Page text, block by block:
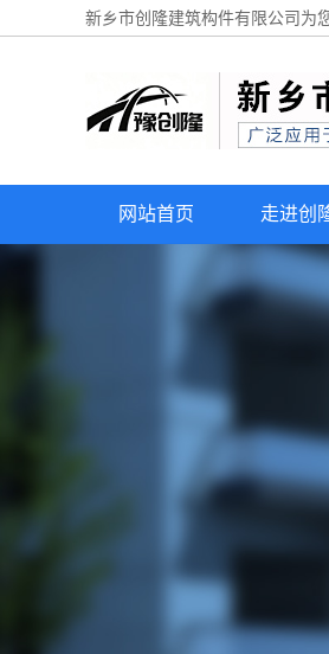
新乡市创隆建筑构件有限公司为
网站首页 走进创